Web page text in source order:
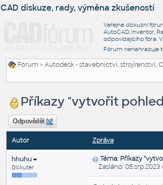
CAD diskuze, rady, výměna zkušeností
Veřejné diskuzní
AutoCAD, Inventor,
odpovídajícího fóra.
Fórum nenahrazuje
Fórum >Autodesk - stavebnictví, strojírenství,
Příkazy "vytvořit
Odpovědět
Autor Zpráva
hhuhu
Diskutér
Téma: Příkazy
Zasláno: 05.srp.2023